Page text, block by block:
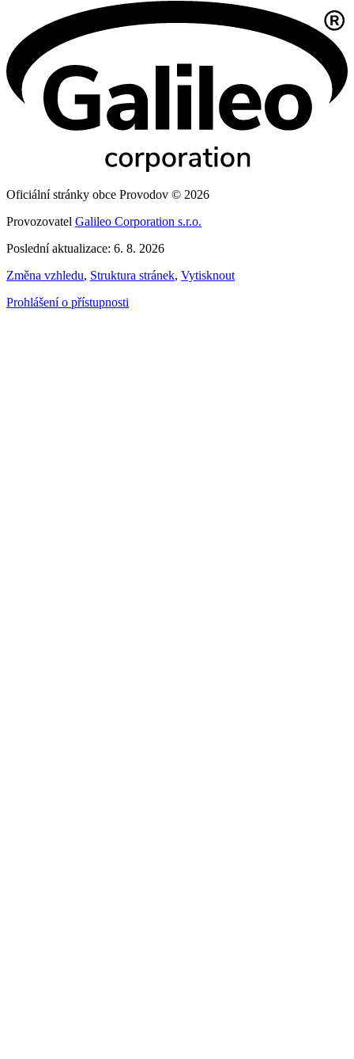
Oficiální stránky obce Provodov © 2026
Provozovatel Galileo Corporation s.r.o.
Poslední aktualizace: 6. 8. 2026
Změna vzhledu, Struktura stránek, Vytisknout
Prohlášení o přístupnosti